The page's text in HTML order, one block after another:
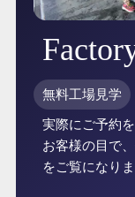
無料工場見学
実際にご予約
お客様の目で
をご覧になり